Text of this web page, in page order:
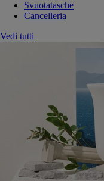
Svuotatasche
Cancelleria
Vedi tutti